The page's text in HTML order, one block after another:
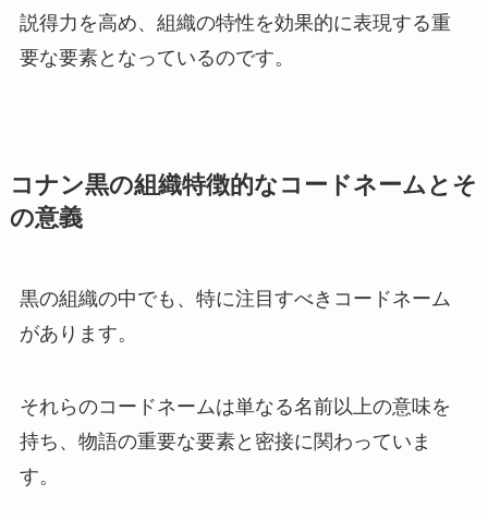
説得力を高め、組織の特性を効果的に表現する重
要な要素となっているのです。
コナン黒の組織特徴的なコードネームとそ
の意義
黒の組織の中でも、特に注目すべきコードネーム
があります。
それらのコードネームは単なる名前以上の意味を
持ち、物語の重要な要素と密接に関わっていま
す。